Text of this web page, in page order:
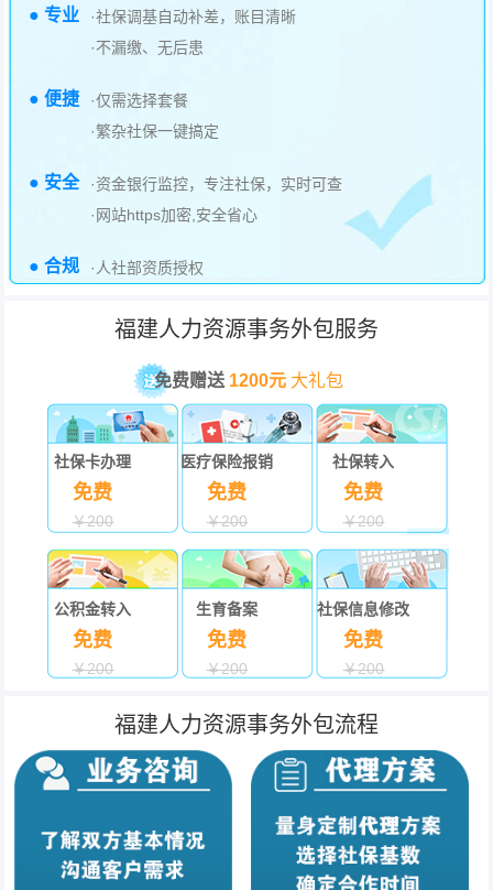
● 专业
·社保调基自动补差，账目清晰
·不漏缴、无后患
● 便捷
·仅需选择套餐
·繁杂社保一键搞定
● 安全
·资金银行监控，专注社保，实时可查
·网站https加密,安全省心
● 合规 ·人社部资质授权
福建人力资源事务外包服务
免费赠送 1200元 大礼包
社保卡办理
免费
￥200
医疗保险报销
免费
￥200
社保转入
免费
￥200
公积金转入
免费
￥200
生育备案
免费
￥200
社保信息修改
免费
￥200
福建人力资源事务外包流程